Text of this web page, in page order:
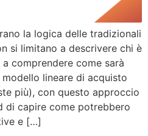
la logica delle tradizionali
si limitano a descrivere chi è
comprendere come sarà
lineare di acquisto
più), con questo approccio
di capire come potrebbero
e […]